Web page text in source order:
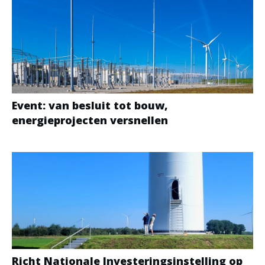
Event: van besluit tot bouw,
energieprojecten versnellen
Richt Nationale Investeringsinstelling op